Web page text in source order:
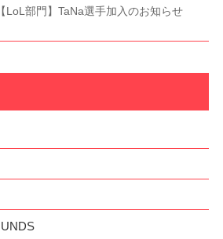
【LoL部門】TaNa選手加入のお知らせ